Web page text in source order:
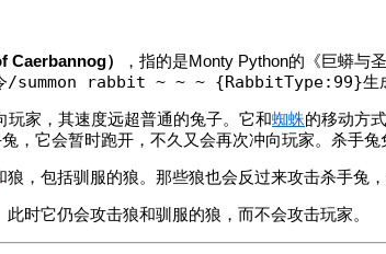
Caerbannog）
，指的是Monty Python的《巨蟒与
/summon rabbit ~ ~ ~ {RabbitType:99}生
家，其速度远超普通的兔子。它和蜘蛛的移动方
，它会暂时跑开，不久又会再次冲向玩家。杀手兔
狼，包括驯服的狼。那些狼也会反过来攻击杀手兔，
时它仍会攻击狼和驯服的狼，而不会攻击玩家。